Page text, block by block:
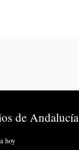
de Andalucía
hoy